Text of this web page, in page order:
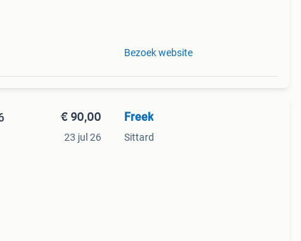
Bezoek website
€ 90,00
23 jul 26
Freek
Sittard